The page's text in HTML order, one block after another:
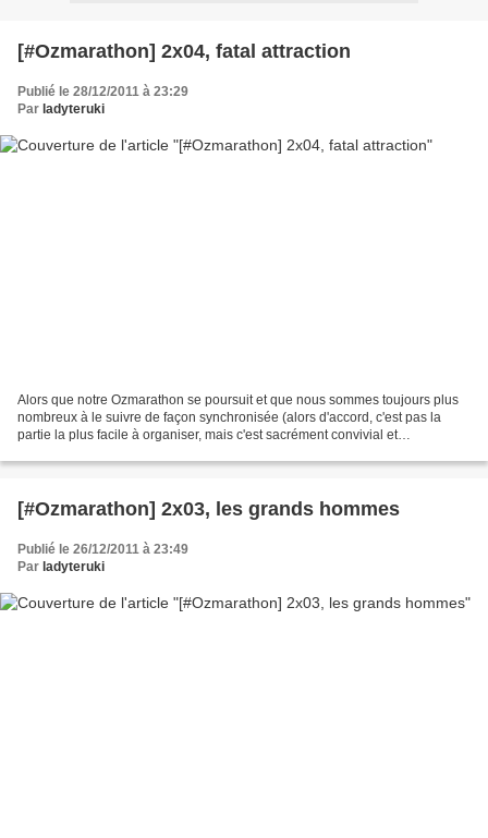
[#Ozmarathon] 2x04, fatal attraction
Publié le 28/12/2011 à 23:29
Par ladyteruki
Alors que notre Ozmarathon se poursuit et que nous sommes toujours plus
nombreux à le suivre de façon synchronisée (alors d'accord, c'est pas la
partie la plus facile à organiser, mais c'est sacrément convivial et
[#Ozmarathon] 2x03, les grands hommes
Publié le 26/12/2011 à 23:49
Par ladyteruki